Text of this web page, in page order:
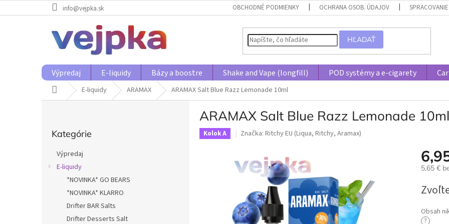
na
info@vejpka.sk OBCHODNÉ PODMIENKY OCHRANA OSOB. ÚDAJOV
HĽADAŤ
Výpredaj E-liquidy Bázy a boostre Shake and Vape (longfill) POD systémy a e-cigarety
DomovE-liquidy ARAMAX ARAMAX Salt Blue Razz Lemonade 10ml
kategórie
Kategórie
Výpredaj
E-liquidy
*NOVINKA* GO BEARS
*NOVINKA* KLARRO
Drifter BAR Salts
Drifter Desserts Salt
ARAMAX Salt Blue Razz Lemonade 10ml
Kolok A Značka: Ritchy EU (Liqua, Ritchy, Aramax)
5,65 €
cena:
Obsah
?